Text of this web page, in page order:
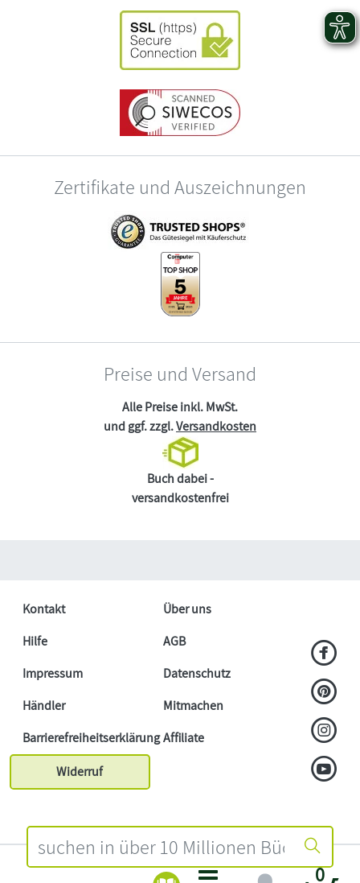
0
Zertifikate und Auszeichnungen
Preise und Versand
Alle Preise inkl. MwSt.
und ggf. zzgl.Versandkosten
Buch dabei -
versandkostenfrei
Kontakt
Über uns
Hilfe
AGB
Impressum
Datenschutz
Händler
Mitmachen
BarrierefreiheitserklärungAffiliate
Widerruf